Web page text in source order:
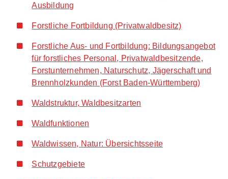
Ausbildung
Forstliche Fortbildung (Privatwaldbesitz)
Forstliche Aus- und Fortbildung: Bildungsangebot
für forstliches Personal, Privatwaldbesitzende,
Forstunternehmen, Naturschutz, Jägerschaft und
Brennholzkunden (Forst Baden-Württemberg)
Waldstruktur, Waldbesitzarten
Waldfunktionen
Waldwissen, Natur: Übersichtsseite
Schutzgebiete